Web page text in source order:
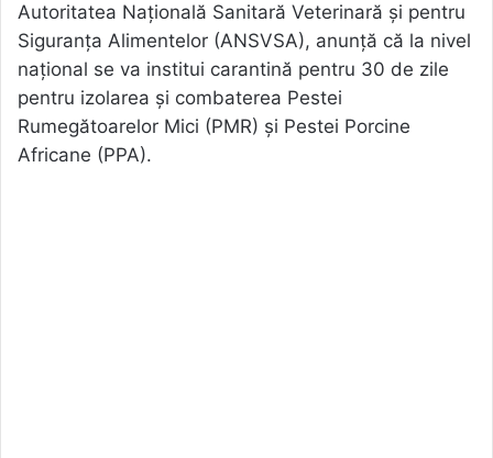
Autoritatea Națională Sanitară Veterinară și pentru
Siguranța Alimentelor (ANSVSA), anunță că la nivel
național se va institui carantină pentru 30 de zile
pentru izolarea și combaterea Pestei
Rumegătoarelor Mici (PMR) și Pestei Porcine
Africane (PPA).